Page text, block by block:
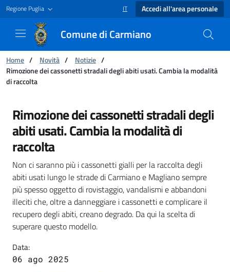
Regione Puglia SELEZIONE LINGUA: LINGUA
IT Accedi all'area personale
Comune di Carmiano
Ti trovi in:
Home / Novità / Notizie /
Rimozione dei cassonetti stradali degli abiti usati. Cambia la modalità
di raccolta
Rimozione dei cassonetti stradali degli abiti
Rimozione dei cassonetti stradali degli
abiti usati. Cambia la modalità di
raccolta
Non ci saranno più i cassonetti gialli per la raccolta degli
abiti usati lungo le strade di Carmiano e Magliano sempre
più spesso oggetto di rovistaggio, vandalismi e abbandoni
illeciti che, oltre a danneggiare i cassonetti e complicare il
recupero degli abiti, creano degrado. Da qui la scelta di
superare questo modello.
Data:
06 ago 2025